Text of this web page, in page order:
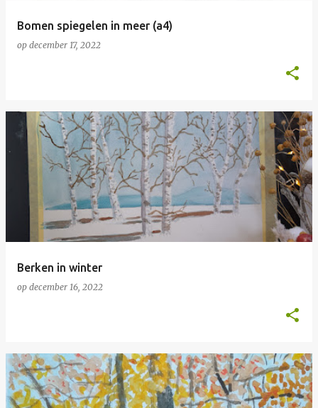
Bomen spiegelen in meer (a4)
op december 17, 2022
Berken in winter
op december 16, 2022